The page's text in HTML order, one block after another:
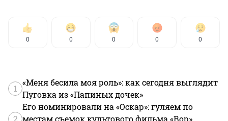
0 0 0 0 0
1
«Меня бесила моя роль»: как сегодня выглядит
Пуговка из «Папиных дочек»
2
Его номинировали на «Оскар»: гуляем по
местам съемок культового фильма «Вор»